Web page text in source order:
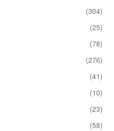
(304)
(25)
(78)
(276)
(41)
(10)
(23)
(58)